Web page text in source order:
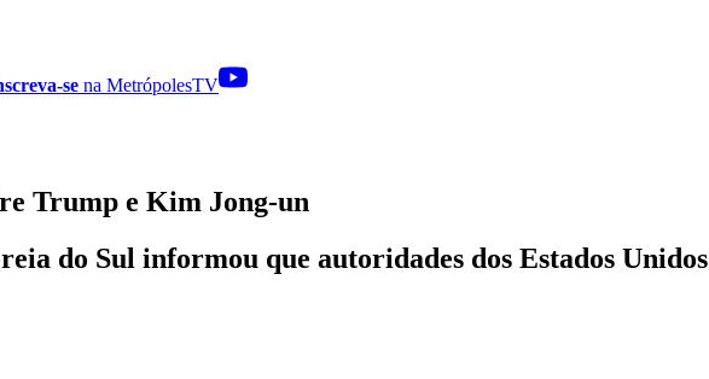
se na MetrópolesTV
Trump e Kim Jong-un
do Sul informou que autoridades dos Estados